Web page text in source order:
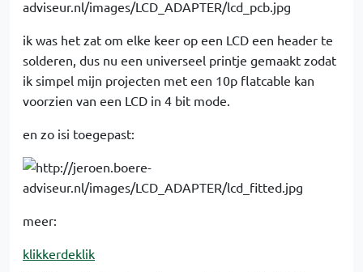
ik was het zat om elke keer op een LCD een header te
solderen, dus nu een universeel printje gemaakt zodat
ik simpel mijn projecten met een 10p flatcable kan
voorzien van een LCD in 4 bit mode.
en zo isi toegepast:
meer:
klikkerdeklik